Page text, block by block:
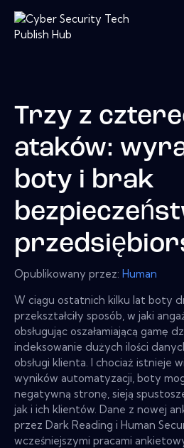
Trzy z
ataków:
boty i brak
Opublikowany przez: Human
W ciągu ostatnich kilku lat boty
przekształciły sposób, w jaki
obsługując oszałamiającą gamę
indeksowanie dużych ilości
obsługi klienta. I chociaż istnieje
wyników automatyzacji, boty
negatywną stronę, sieją
jak i ich klientów. Dane z nowej
przez Dark Reading i Human
wcześniejszymi pracami